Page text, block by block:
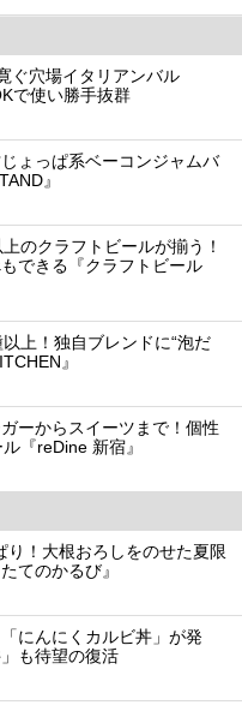
ぐ穴場イタリアンバル
で使い勝手抜群
ょっぱ系ベーコンジャムバ
』
のクラフトビールが揃う！
できる『クラフトビール
上！独自ブレンドに“泡だ
』
ーからスイーツまで！個性
『reDine 新宿』
！大根おろしをのせた夏限
てのかるび』
にんにくカルビ丼」が発
も待望の復活